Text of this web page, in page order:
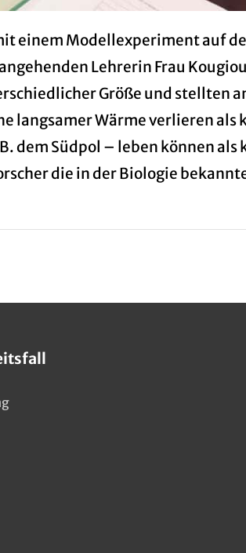
einem Modellexperiment auf
Lehrerin Frau
Größe und stellten
langsamer Wärme verlieren als
dem Südpol – leben können
die in der Biologie